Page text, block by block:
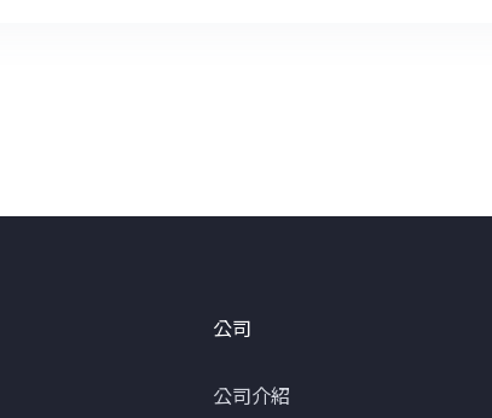
公司
公司介紹